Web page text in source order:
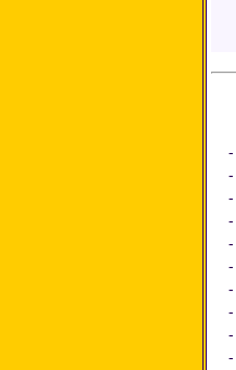
-
-
-
-
-
-
-
-
-
-